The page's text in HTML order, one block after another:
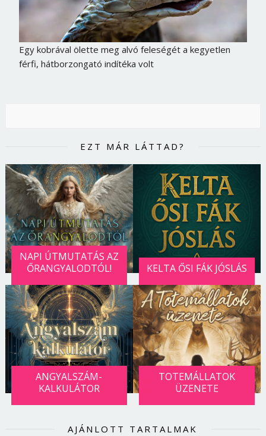
Egy kobrával ölette meg alvó feleségét a kegyetlen
férfi, hátborzongató indítéka volt
EZT MÁR LÁTTAD?
NAPI ÚTMUTATÁS AZ
ŐRANGYALODTÓL!
KELTA ŐSI FÁK JÓSLÁS
ANGYALSZÁM-
KALKULÁTOR
TOTEMÁLLATOK
ÜZENETE
AJÁNLOTT TARTALMAK